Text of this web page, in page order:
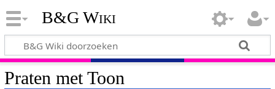
B&G Wiki
Praten met Toon